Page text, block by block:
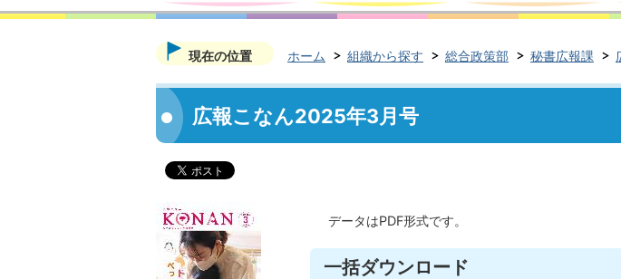
現在の位置 ホーム 組織から探す 総合政策部 秘書広報課
広報こなん2025年3月号
データはPDF形式です。
一括ダウンロード